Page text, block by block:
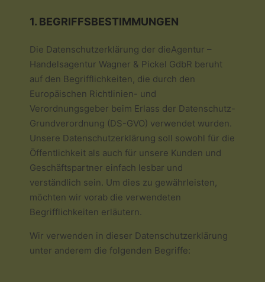
1. BEGRIFFSBESTIMMUNGEN
Die Datenschutzerklärung der dieAgentur –
Handelsagentur Wagner & Pickel GdbR beruht
auf den Begrifflichkeiten, die durch den
Europäischen Richtlinien- und
Verordnungsgeber beim Erlass der Datenschutz-
Grundverordnung (DS-GVO) verwendet wurden.
Unsere Datenschutzerklärung soll sowohl für die
Öffentlichkeit als auch für unsere Kunden und
Geschäftspartner einfach lesbar und
verständlich sein. Um dies zu gewährleisten,
möchten wir vorab die verwendeten
Begrifflichkeiten erläutern.
Wir verwenden in dieser Datenschutzerklärung
unter anderem die folgenden Begriffe: